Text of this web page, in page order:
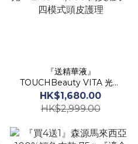
『送精華液』
TOUCHBeauty VITA 光能
養髮梳｜650nm 低能量雷
射 + 460nm 藍光 +
660nm 紅光 + EMS +
1,000 萬負離子 · 四模式頭
皮護理
HK$1,680.00
HK$2,999.00